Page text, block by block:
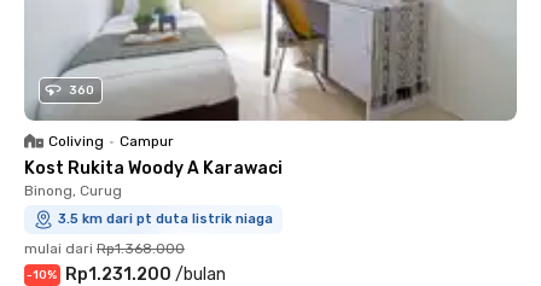
360
Coliving • Campur
Kost Rukita Woody A Karawaci
Binong, Curug
3.5 km dari pt duta listrik niaga
mulai dari Rp1.368.000
-10% Rp1.231.200 /bulan